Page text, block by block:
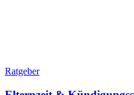
Ratgeber